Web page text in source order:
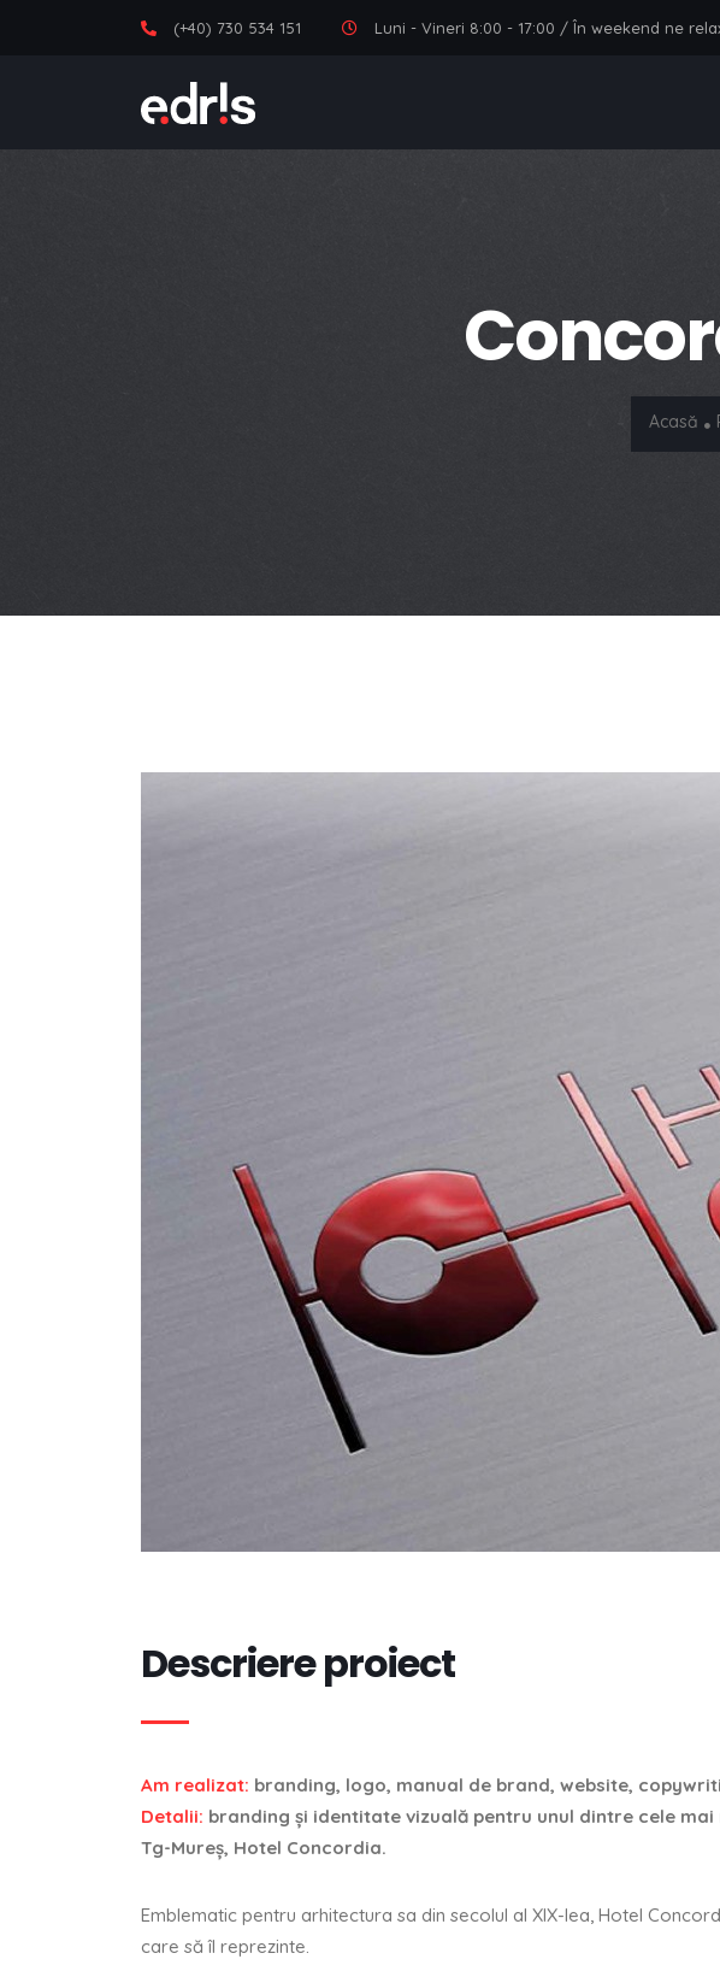
(+40) 730 534 151 Luni - Vineri 8:00 - 17:00 / În weekend ne
Acasă
Descriere proiect
Am realizat: branding, logo, manual de brand, website,
Detalii: branding şi identitate vizuală pentru unul dintre cele
Tg-Mureş, Hotel Concordia.
Emblematic pentru arhitectura sa din secolul al XIX-lea, Hotel
care să îl reprezinte.